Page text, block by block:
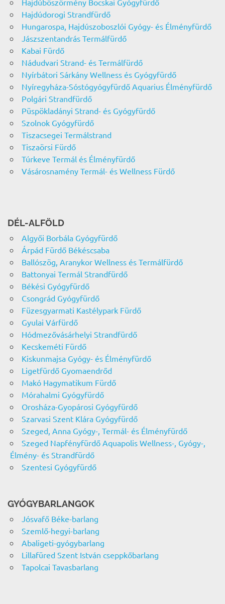
Hajdúböszörmény Bocskai Gyógyfürdő
Hajdúdorogi Strandfürdő
Hungarospa, Hajdúszoboszlói Gyógy- és Élményfürdő
Jászszentandrás Termálfürdő
Kabai Fürdő
Nádudvari Strand- és Termálfürdő
Nyírbátori Sárkány Wellness és Gyógyfürdő
Nyíregyháza-Sóstógyógyfürdő Aquarius Élményfürdő
Polgári Strandfürdő
Püspökladányi Strand- és Gyógyfürdő
Szolnok Gyógyfürdő
Tiszacsegei Termálstrand
Tiszaörsi Fürdő
Túrkeve Termál és Élményfürdő
Vásárosnamény Termál- és Wellness Fürdő
DÉL-ALFÖLD
Algyői Borbála Gyógyfürdő
Árpád Fürdő Békéscsaba
Ballószög, Aranykor Wellness és Termálfürdő
Battonyai Termál Strandfürdő
Békési Gyógyfürdő
Csongrád Gyógyfürdő
Füzesgyarmati Kastélypark Fürdő
Gyulai Várfürdő
Hódmezővásárhelyi Strandfürdő
Kecskeméti Fürdő
Kiskunmajsa Gyógy- és Élményfürdő
Ligetfürdő Gyomaendrőd
Makó Hagymatikum Fürdő
Mórahalmi Gyógyfürdő
Orosháza-Gyopárosi Gyógyfürdő
Szarvasi Szent Klára Gyógyfürdő
Szeged, Anna Gyógy-, Termál- és Élményfürdő
Szeged Napfényfürdő Aquapolis Wellness-, Gyógy-,
Élmény- és Strandfürdő
Szentesi Gyógyfürdő
GYÓGYBARLANGOK
Jósvafő Béke-barlang
Szemlő-hegyi-barlang
Abaligeti-gyógybarlang
Lillafüred Szent István cseppkőbarlang
Tapolcai Tavasbarlang